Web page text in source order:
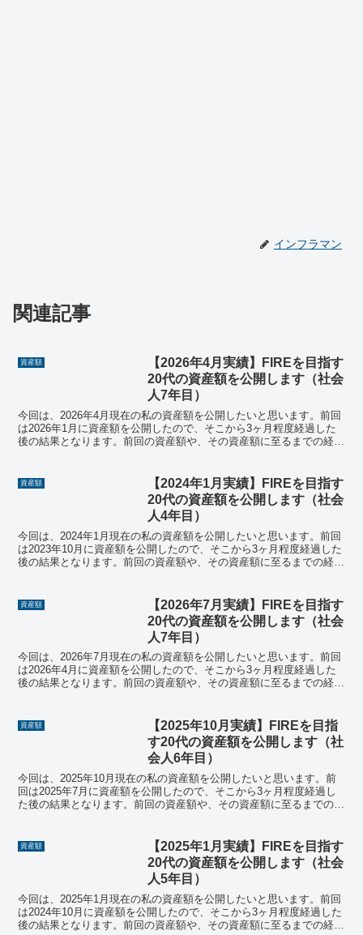
インフラマン
関連記事
資産額
【2026年4月実績】FIREを目指す
20代の資産額を公開します（社会
人7年目）
今回は、2026年4月現在の私の資産額を公開したいと思います。前回
は2026年1月に資産額を公開したので、そこから3ヶ月程度経過した
後の結果となります。前回の資産額や、その資産額に至るまでの経緯
資産額
【2024年1月実績】FIREを目指す
20代の資産額を公開します（社会
人4年目）
今回は、2024年1月現在の私の資産額を公開したいと思います。前回
は2023年10月に資産額を公開したので、そこから3ヶ月程度経過した
後の結果となります。前回の資産額や、その資産額に至るまでの経緯
資産額
【2026年7月実績】FIREを目指す
20代の資産額を公開します（社会
人7年目）
今回は、2026年7月現在の私の資産額を公開したいと思います。前回
は2026年4月に資産額を公開したので、そこから3ヶ月程度経過した
後の結果となります。前回の資産額や、その資産額に至るまでの経緯
資産額
【2025年10月実績】FIREを目指
す20代の資産額を公開します（社
会人6年目）
今回は、2025年10月現在の私の資産額を公開したいと思います。前
回は2025年7月に資産額を公開したので、そこから3ヶ月程度経過し
た後の結果となります。前回の資産額や、その資産額に至るまでの経
資産額
【2025年1月実績】FIREを目指す
20代の資産額を公開します（社会
人5年目）
今回は、2025年1月現在の私の資産額を公開したいと思います。前回
は2024年10月に資産額を公開したので、そこから3ヶ月程度経過した
後の結果となります。前回の資産額や、その資産額に至るまでの経緯